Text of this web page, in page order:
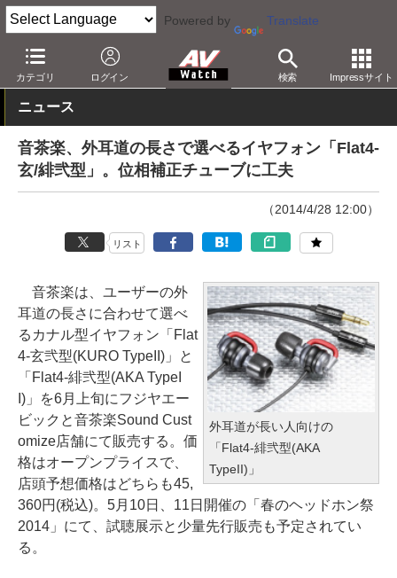
Powered by Translate
カテゴリ ログイン 検索 Impressサイト
AV Watch 製品 ヘッドフォン
ニュース
音茶楽、外耳道の長さで選べるイヤフォン「Flat4-
玄/緋弐型」。位相補正チューブに工夫
（2014/4/28 12:00）
リスト
外耳道が長い人向けの
「Flat4-緋弐型(AKA
TypeII)」
音茶楽は、ユーザーの外
耳道の長さに合わせて選べ
るカナル型イヤフォン「Flat
4-玄弐型(KURO TypeII)」と
「Flat4-緋弐型(AKA TypeI
I)」を6月上旬にフジヤエー
ビックと音茶楽Sound Cust
omize店舗にて販売する。価
格はオープンプライスで、
店頭予想価格はどちらも45,
360円(税込)。5月10日、11日開催の「春のヘッドホン祭
2014」にて、試聴展示と少量先行販売も予定されてい
る。